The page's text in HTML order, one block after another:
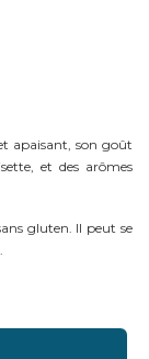
apaisant, son goût
et des arômes
gluten. Il peut se